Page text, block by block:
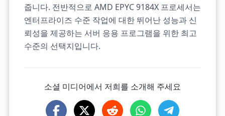
줍니다. 전반적으로 AMD EPYC 9184X 프로세서는
엔터프라이즈 수준 작업에 대한 뛰어난 성능과 신
뢰성을 제공하는 서버 응용 프로그램을 위한 최고
수준의 선택지입니다.
소셜 미디어에서 저희를 소개해 주세요